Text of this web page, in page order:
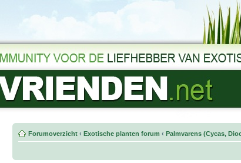
Forumoverzicht ‹ Exotische planten forum ‹ Palmvarens (Cycas,